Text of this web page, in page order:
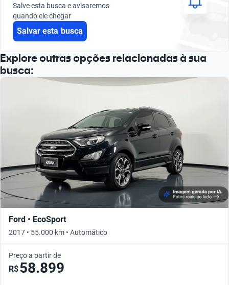
Busque por versão
Salve esta busca e avisaremos
quando ele chegar
Salvar esta busca
Explore outras opções relacionadas à sua
busca:
Ford • EcoSport
2017 • 55.000 km • Automático
Preço a partir de
R$58.899